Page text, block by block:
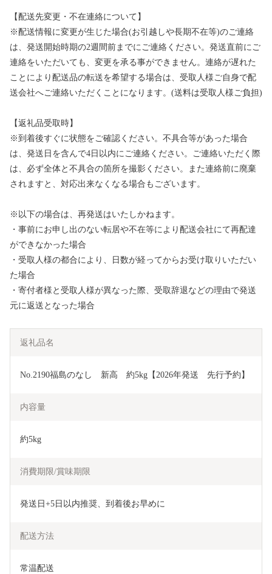
【配送先変更・不在連絡について】
※配送情報に変更が生じた場合(お引越しや長期不在等)のご連絡
は、発送開始時期の2週間前までにご連絡ください。発送直前にご
連絡をいただいても、変更を承る事ができません。連絡が遅れた
ことにより配送品の転送を希望する場合は、受取人様ご自身で配
送会社へご連絡いただくことになります。(送料は受取人様ご負担)
【返礼品受取時】
※到着後すぐに状態をご確認ください。不具合等があった場合
は、発送日を含んで4日以内にご連絡ください。ご連絡いただく際
は、必ず全体と不具合の箇所を撮影ください。また連絡前に廃棄
されますと、対応出来なくなる場合もございます。
※以下の場合は、再発送はいたしかねます。
・事前にお申し出のない転居や不在等により配送会社にて再配達
ができなかった場合
・受取人様の都合により、日数が経ってからお受け取りいただい
た場合
・寄付者様と受取人様が異なった際、受取辞退などの理由で発送
元に返送となった場合
返礼品名
No.2190福島のなし　新高　約5kg【2026年発送　先行予約】
内容量
約5kg
消費期限/賞味期限
発送日+5日以内推奨、到着後お早めに
配送方法
常温配送